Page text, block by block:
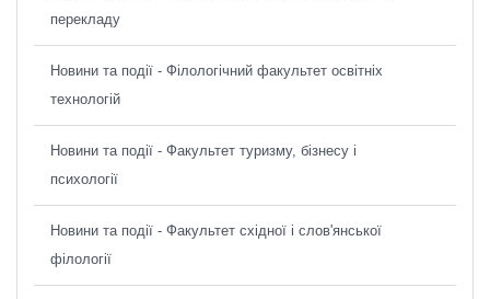
перекладу
Новини та події - Філологічний факультет освітніх
технологій
Новини та події - Факультет туризму, бізнесу і
психології
Новини та події - Факультет східної і слов'янської
філології